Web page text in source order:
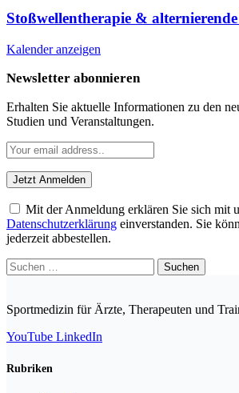
Stoßwellentherapie &
Kalender anzeigen
Newsletter abonnieren
Erhalten Sie aktuelle Informationen zu den
Studien und Veranstaltungen.
Mit der Anmeldung erklären Sie sich mit
Datenschutzerklärung einverstanden. Sie
jederzeit abbestellen.
Suchen
nach:
Sportmedizin für Ärzte, Therapeuten und
YouTube LinkedIn
Rubriken